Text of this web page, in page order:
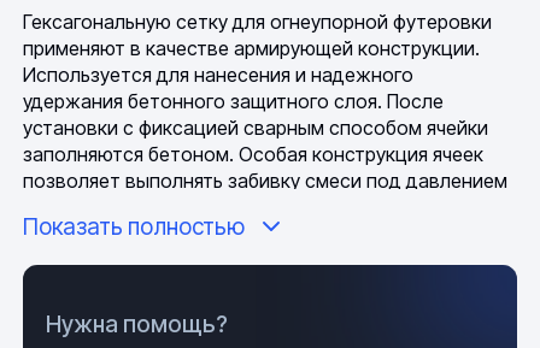
Гексагональную сетку для огнеупорной футеровки
применяют в качестве армирующей конструкции.
Используется для нанесения и надежного
удержания бетонного защитного слоя. После
установки с фиксацией сварным способом ячейки
заполняются бетоном. Особая конструкция ячеек
позволяет выполнять забивку смеси под давлением
смещения граней стенок. С помощью сетки
проводится футеровка:
Промышленных котлов и шиберных заслонок.
Показать полностью
Нужна помощь?